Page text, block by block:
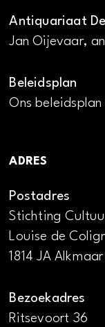
Antiquariaat
Jan Oijevaar,
Beleidsplan
Ons
ADRES
Postadres
Stichting
Louise de
1814 JA Alkmaar
Bezoekadres
Ritsevoort 36